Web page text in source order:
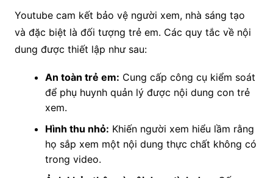
Youtube cam kết bảo vệ người xem, nhà sáng tạo
và đặc biệt là đối tượng trẻ em. Các quy tắc về nội
dung được thiết lập như sau:
An toàn trẻ em: Cung cấp công cụ kiểm soát
để phụ huynh quản lý được nội dung con trẻ
xem.
Hình thu nhỏ: Khiến người xem hiểu lầm rằng
họ sắp xem một nội dung thực chất không có
trong video.